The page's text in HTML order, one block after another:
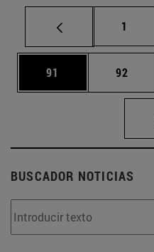
Página
1
Página
91 Página
92
BUSCADOR NOTICIAS